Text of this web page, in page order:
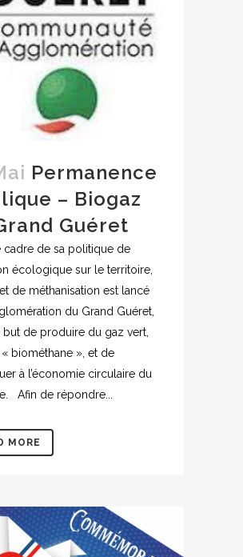
Permanence
– Biogaz
Guéret
cadre de sa politique de
écologique sur le territoire,
de méthanisation est lancé
du Grand Guéret,
but de produire du gaz vert,
biométhane », et de
à l’économie circulaire du
Afin de répondre...
MORE